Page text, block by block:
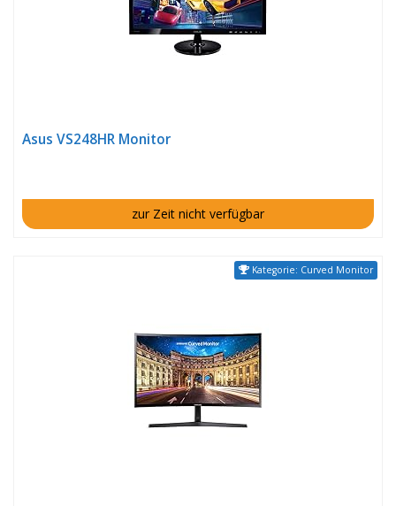
Asus VS248HR Monitor
zur Zeit nicht verfügbar
Kategorie: Curved Monitor